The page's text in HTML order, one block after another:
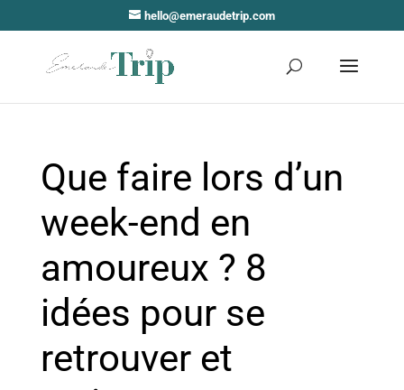
hello@emeraudetrip.com
Que faire lors d’un
week-end en
amoureux ? 8
idées pour se
retrouver et